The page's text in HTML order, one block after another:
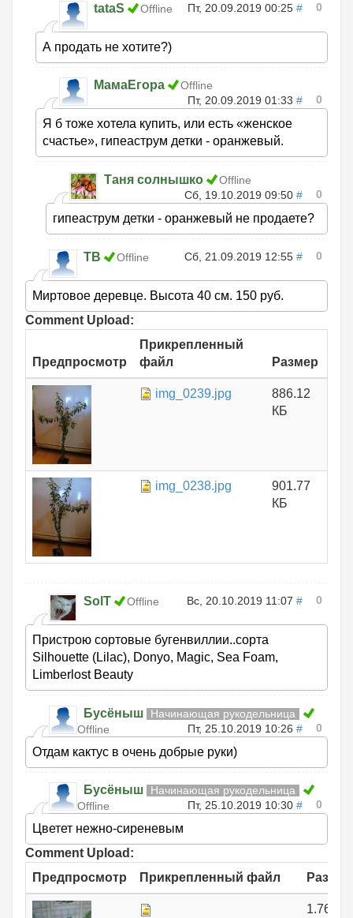
tataS Offline Пт, 20.09.2019 00:25 # 0
А продать не хотите?)
МамаЕгора
Offline
Пт, 20.09.2019 01:33 # 0
Я б тоже хотела купить, или есть «женское
счастье», гипеаструм детки - оранжевый.
Таня солнышко
Offline
Сб, 19.10.2019 09:50 # 0
гипеаструм детки - оранжевый не продаете?
ТВ Offline Сб, 21.09.2019 12:55 # 0
Миртовое деревце. Высота 40 см. 150 руб.
Comment Upload:
Предпросмотр
Прикрепленный
файл
Размер
img_0239.jpg
886.12
КБ
img_0238.jpg
901.77
КБ
SolT Offline Вс, 20.10.2019 11:07 # 0
Пристрою сортовые бугенвиллии..сорта
Silhouette (Lilac), Donyo, Magic, Sea Foam,
Limberlost Beauty
Бусёныш
Начинающая рукодельница
Offline
Пт, 25.10.2019 10:26 # 0
Отдам кактус в очень добрые руки)
Бусёныш
Начинающая рукодельница
Offline
Пт, 25.10.2019 10:30 # 0
Цветет нежно-сиреневым
Comment Upload:
Предпросмотр
Прикрепленный файл Размер
1.76 МБ